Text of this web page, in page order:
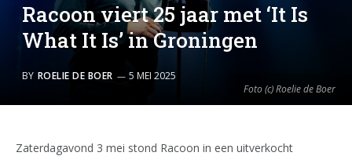
Foto (c) Roelie de Boer
Racoon viert 25 jaar met ‘It Is
What It Is’ in Groningen
BY ROELIE DE BOER 5 MEI 2025
Zaterdagavond 3 mei stond Racoon in een uitverkocht